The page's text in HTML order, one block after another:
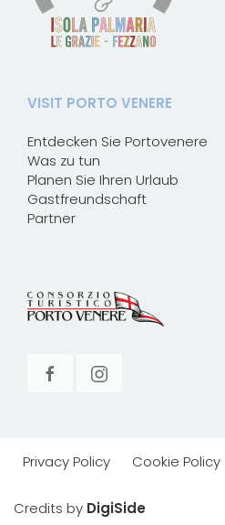
VISIT PORTO VENERE
Entdecken Sie Portovenere
Was zu tun
Planen Sie Ihren Urlaub
Gastfreundschaft
Partner
Privacy Policy Cookie Policy
Credits by DigiSide